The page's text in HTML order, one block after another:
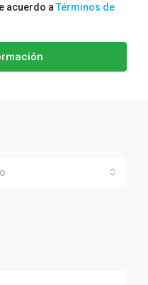
acuerdo aTérminos de